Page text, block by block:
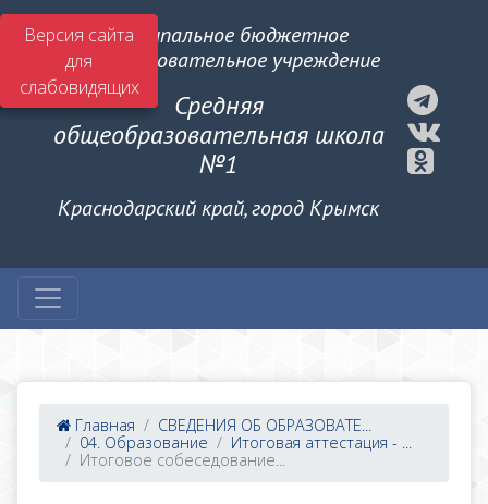
Версия сайта
для
слабовидящих
Муниципальное бюджетное
общеобразовательное учреждение
Средняя
общеобразовательная школа
№1
Краснодарский край, город Крымск
Главная
СВЕДЕНИЯ ОБ ОБРАЗОВАТЕ...
04. Образование
Итоговая аттестация - ...
Итоговое собеседование...